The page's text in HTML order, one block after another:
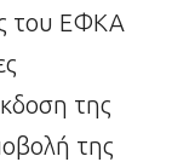
του ΕΦΚΑ
της
της